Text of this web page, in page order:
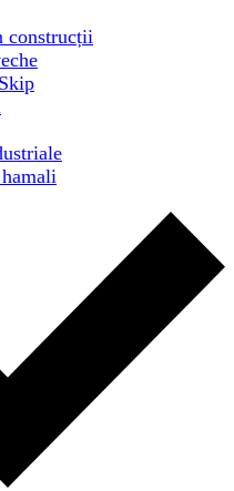
construcții